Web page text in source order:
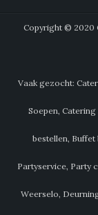
Copyright © 2020
Vaak gezocht:
Soepen,
bestellen,
Partyservice, Party
Weerselo,